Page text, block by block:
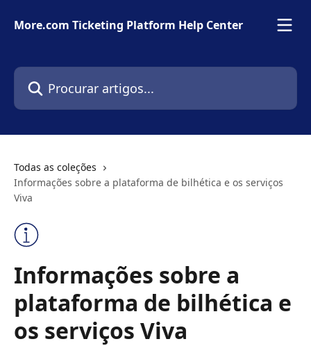
More.com Ticketing Platform Help Center
Procurar artigos...
Todas as coleções
Informações sobre a plataforma de bilhética e os serviços
Viva
Informações sobre a
plataforma de bilhética e
os serviços Viva